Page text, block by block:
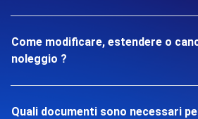
Come modificare, estendere o
noleggio ?
Quali documenti sono necessari